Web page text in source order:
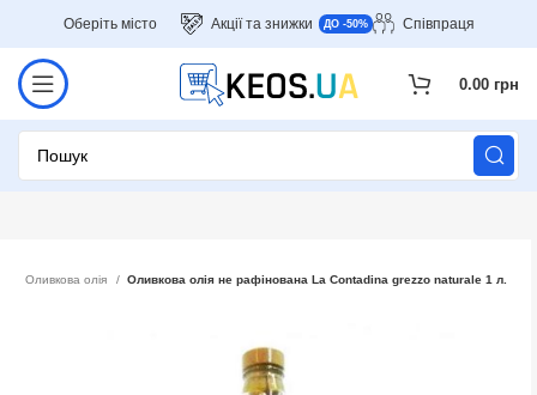
Оберіть місто Акції та знижки ДО -50% Співпраця
0.00 грн
Оливкова олія Оливкова олія не рафінована La Contadina grezzo naturale 1 л.